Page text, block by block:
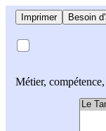
Imprimer Besoin
Métier,